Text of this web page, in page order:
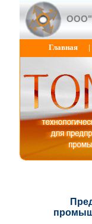
Главная